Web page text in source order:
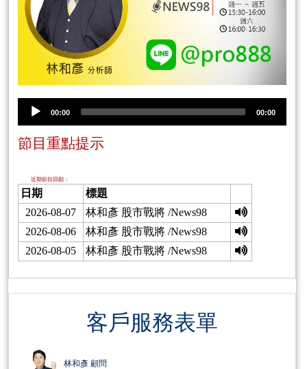
00:00 00:00
節目重點提示
近期節目回顧：
日期
標題
2026-08-07
林和彥 股市戰將 /News98
2026-08-06
林和彥 股市戰將 /News98
2026-08-05
林和彥 股市戰將 /News98
客戶服務表單
林和彥 顧問